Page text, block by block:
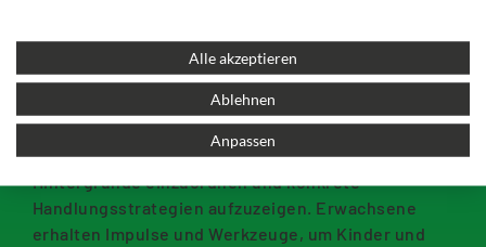
den Einsatz von Künstlicher Intelligenz.
DerInformations- und Diskussionsabendschafft
Raum, um genau hinzuschauen: verständlich,
praxisnah und ohne erhobenen Zeigefinger. Ziel
der Veranstaltung ist es, Orientierung zu geben,
Hintergründe einzuordnen und konkrete
Handlungsstrategien aufzuzeigen. Erwachsene
erhalten Impulse und Werkzeuge, um Kinder und
Alle akzeptieren
Ablehnen
Anpassen